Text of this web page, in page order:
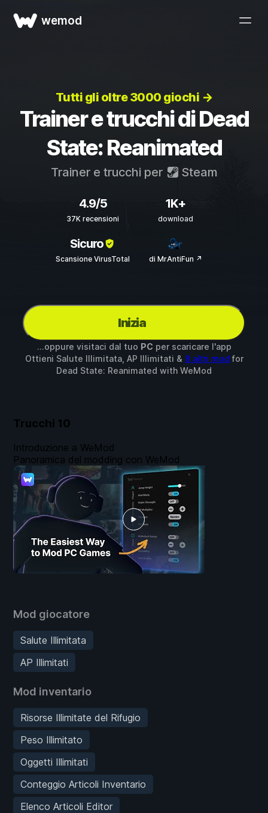
wemod
Tutti gli oltre 3000 giochi →
Trainer e trucchi di Dead
State: Reanimated
Trainer e trucchi per Steam
4.9/5
37K recensioni
1K+
download
Sicuro
Scansione VirusTotal di MrAntiFun ↗
Inizia
...oppure visitaci dal tuo PC per scaricare l'app
Ottieni Salute Illimitata, AP Illimitati & 8 altri mod for
Dead State: Reanimated with WeMod
Trucchi 10
Mod giocatore
Salute Illimitata
AP Illimitati
Mod inventario
Risorse Illimitate del Rifugio
Peso Illimitato
Oggetti Illimitati
Conteggio Articoli Inventario
Elenco Articoli Editor
Introduzione a WeMod
Panoramica del modding con WeMod